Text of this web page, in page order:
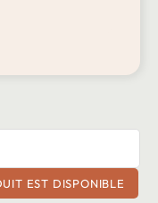
EST DISPONIBLE